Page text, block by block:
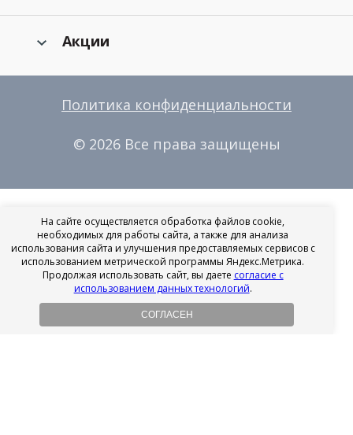
Акции
Политика конфиденциальности
© 2026 Все права защищены
На сайте осуществляется обработка файлов cookie,
необходимых для работы сайта, а также для анализа
использования сайта и улучшения предоставляемых сервисов с
использованием метрической программы Яндекс.Метрика.
Продолжая использовать сайт, вы даете согласие с
использованием данных технологий.
СОГЛАСЕН